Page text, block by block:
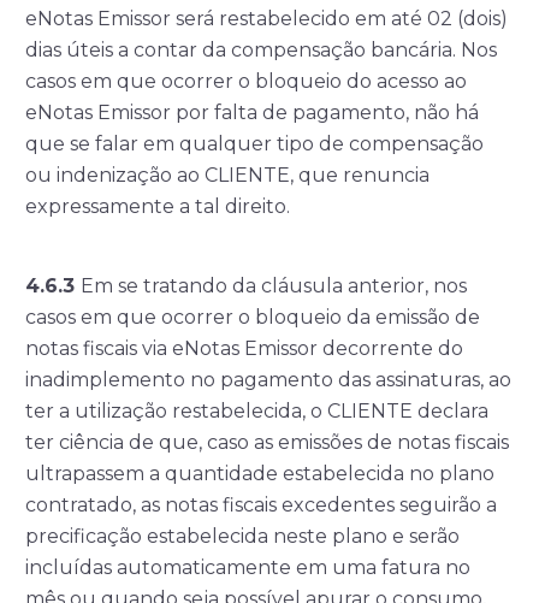
eNotas Emissor será restabelecido em até 02 (dois)
dias úteis a contar da compensação bancária. Nos
casos em que ocorrer o bloqueio do acesso ao
eNotas Emissor por falta de pagamento, não há
que se falar em qualquer tipo de compensação
ou indenização ao CLIENTE, que renuncia
expressamente a tal direito.
4.6.3 Em se tratando da cláusula anterior, nos
casos em que ocorrer o bloqueio da emissão de
notas fiscais via eNotas Emissor decorrente do
inadimplemento no pagamento das assinaturas, ao
ter a utilização restabelecida, o CLIENTE declara
ter ciência de que, caso as emissões de notas fiscais
ultrapassem a quantidade estabelecida no plano
contratado, as notas fiscais excedentes seguirão a
precificação estabelecida neste plano e serão
incluídas automaticamente em uma fatura no